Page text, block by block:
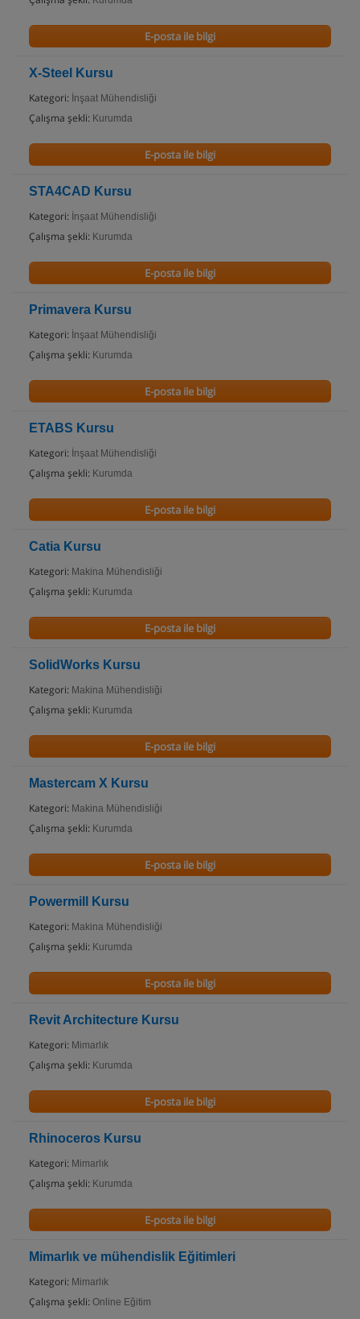
E-posta ile bilgi
X-Steel Kursu
Kategori: İnşaat Mühendisliği
Çalışma şekli: Kurumda
E-posta ile bilgi
STA4CAD Kursu
Kategori: İnşaat Mühendisliği
Çalışma şekli: Kurumda
E-posta ile bilgi
Primavera Kursu
Kategori: İnşaat Mühendisliği
Çalışma şekli: Kurumda
E-posta ile bilgi
ETABS Kursu
Kategori: İnşaat Mühendisliği
Çalışma şekli: Kurumda
E-posta ile bilgi
Catia Kursu
Kategori: Makina Mühendisliği
Çalışma şekli: Kurumda
E-posta ile bilgi
SolidWorks Kursu
Kategori: Makina Mühendisliği
Çalışma şekli: Kurumda
E-posta ile bilgi
Mastercam X Kursu
Kategori: Makina Mühendisliği
Çalışma şekli: Kurumda
E-posta ile bilgi
Powermill Kursu
Kategori: Makina Mühendisliği
Çalışma şekli: Kurumda
E-posta ile bilgi
Revit Architecture Kursu
Kategori: Mimarlık
Çalışma şekli: Kurumda
E-posta ile bilgi
Rhinoceros Kursu
Kategori: Mimarlık
Çalışma şekli: Kurumda
E-posta ile bilgi
Mimarlık ve mühendislik Eğitimleri
Kategori: Mimarlık
Çalışma şekli: Online Eğitim